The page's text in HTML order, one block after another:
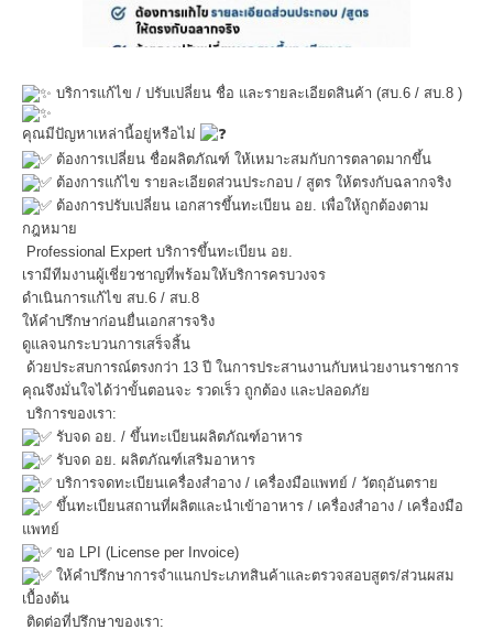
บริการแก้ไข / ปรับเปลี่ยน ชื่อ และรายละเอียดสินค้า (สบ.6 / สบ.8 )
คุณมีปัญหาเหล่านี้อยู่หรือไม่
ต้องการเปลี่ยน ชื่อผลิตภัณฑ์ ให้เหมาะสมกับการตลาดมากขึ้น
ต้องการแก้ไข รายละเอียดส่วนประกอบ / สูตร ให้ตรงกับฉลากจริง
ต้องการปรับเปลี่ยน เอกสารขึ้นทะเบียน อย. เพื่อให้ถูกต้องตาม
กฎหมาย
Professional Expert บริการขึ้นทะเบียน อย.
เรามีทีมงานผู้เชี่ยวชาญที่พร้อมให้บริการครบวงจร
ดำเนินการแก้ไข สบ.6 / สบ.8
ให้คำปรึกษาก่อนยื่นเอกสารจริง
ดูแลจนกระบวนการเสร็จสิ้น
ด้วยประสบการณ์ตรงกว่า 13 ปี ในการประสานงานกับหน่วยงานราชการ
คุณจึงมั่นใจได้ว่าขั้นตอนจะ รวดเร็ว ถูกต้อง และปลอดภัย
บริการของเรา:
รับจด อย. / ขึ้นทะเบียนผลิตภัณฑ์อาหาร
รับจด อย. ผลิตภัณฑ์เสริมอาหาร
บริการจดทะเบียนเครื่องสำอาง / เครื่องมือแพทย์ / วัตถุอันตราย
ขึ้นทะเบียนสถานที่ผลิตและนำเข้าอาหาร / เครื่องสำอาง / เครื่องมือ
แพทย์
ขอ LPI (License per Invoice)
ให้คำปรึกษาการจำแนกประเภทสินค้าและตรวจสอบสูตร/ส่วนผสม
เบื้องต้น
ติดต่อที่ปรึกษาของเรา: